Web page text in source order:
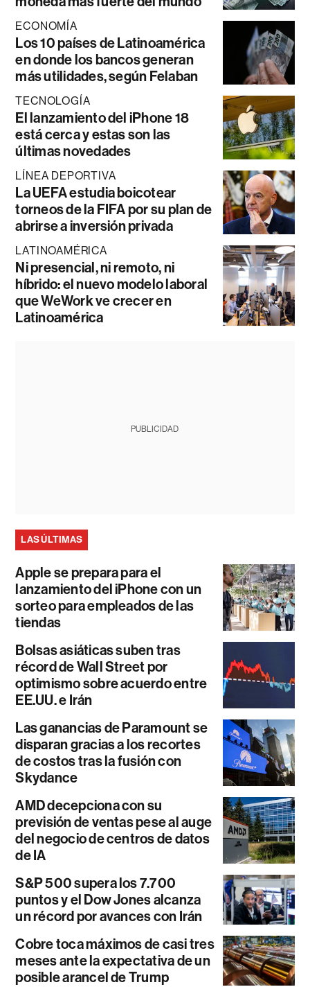
ECONOMÍA
Los 10 países de Latinoamérica
en donde los bancos generan
más utilidades, según Felaban
TECNOLOGÍA
El lanzamiento del iPhone 18
está cerca y estas son las
últimas novedades
LÍNEA DEPORTIVA
La UEFA estudia boicotear
torneos de la FIFA por su plan de
abrirse a inversión privada
LATINOAMÉRICA
Ni presencial, ni remoto, ni
híbrido: el nuevo modelo laboral
que WeWork ve crecer en
Latinoamérica
PUBLICIDAD
LAS ÚLTIMAS
Apple se prepara para el
lanzamiento del iPhone con un
sorteo para empleados de las
tiendas
Bolsas asiáticas suben tras
récord de Wall Street por
optimismo sobre acuerdo entre
EE.UU. e Irán
Las ganancias de Paramount se
disparan gracias a los recortes
de costos tras la fusión con
Skydance
AMD decepciona con su
previsión de ventas pese al auge
del negocio de centros de datos
de IA
S&P 500 supera los 7.700
puntos y el Dow Jones alcanza
un récord por avances con Irán
Cobre toca máximos de casi tres
meses ante la expectativa de un
posible arancel de Trump